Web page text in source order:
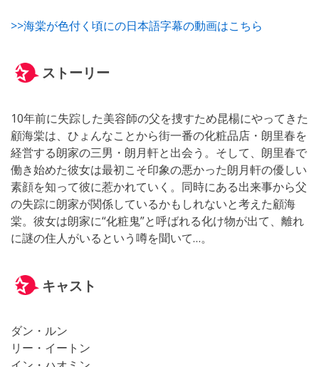
>>海棠が色付く頃にの日本語字幕の動画はこちら
ストーリー
10年前に失踪した美容師の父を捜すため昆楊にやってきた
顧海棠は、ひょんなことから街一番の化粧品店・朗里春を
経営する朗家の三男・朗月軒と出会う。そして、朗里春で
働き始めた彼女は最初こそ印象の悪かった朗月軒の優しい
素顔を知って彼に惹かれていく。同時にある出来事から父
の失踪に朗家が関係しているかもしれないと考えた顧海
棠。彼女は朗家に“化粧鬼”と呼ばれる化け物が出て、離れ
に謎の住人がいるという噂を聞いて…。
キャスト
ダン・ルン
リー・イートン